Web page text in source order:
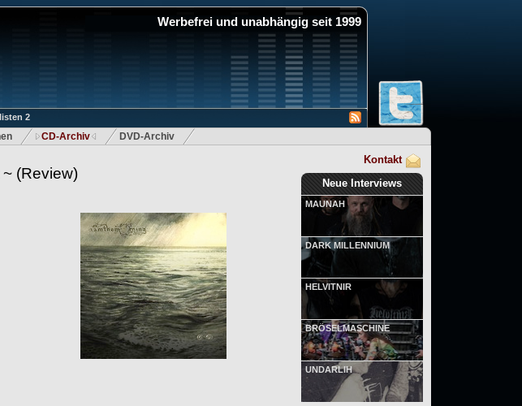
Werbefrei und unabhängig seit 1999
2
CD-Archiv DVD-Archiv
Kontakt
Neue Interviews
MAUNAH
DARK MILLENNIUM
HELVITNIR
BRÖSELMASCHINE
UNDARLIH
~ (Review)